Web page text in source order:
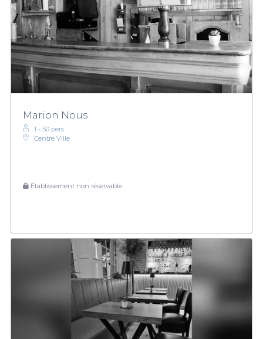
Marion Nous
1 - 50 pers.
Centre Ville
Établissement non réservable